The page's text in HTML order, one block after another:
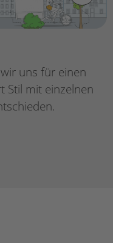
uns für einen
Stil mit einzelnen